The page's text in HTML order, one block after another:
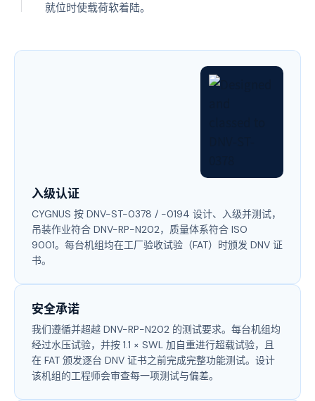
就位时使载荷软着陆。
入级认证
CYGNUS 按 DNV-ST-0378 / -0194 设计、入级并测试，
吊装作业符合 DNV-RP-N202，质量体系符合 ISO
9001。每台机组均在工厂验收试验（FAT）时颁发 DNV 证
书。
安全承诺
我们遵循并超越 DNV-RP-N202 的测试要求。每台机组均
经过水压试验，并按 1.1 × SWL 加自重进行超载试验，且
在 FAT 颁发逐台 DNV 证书之前完成完整功能测试。设计
该机组的工程师会审查每一项测试与偏差。